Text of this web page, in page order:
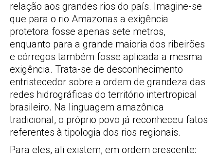
relação aos grandes rios do país. Imagine-se
que para o rio Amazonas a exigência
protetora fosse apenas sete metros,
enquanto para a grande maioria dos ribeirões
e córregos também fosse aplicada a mesma
exigência. Trata-se de desconhecimento
entristecedor sobre a ordem de grandeza das
redes hidrográficas do território intertropical
brasileiro. Na linguagem amazônica
tradicional, o próprio povo já reconheceu fatos
referentes à tipologia dos rios regionais.
Para eles, ali existem, em ordem crescente: